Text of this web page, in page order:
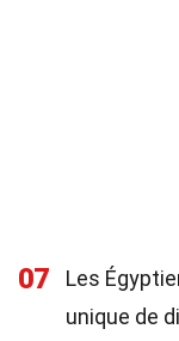
07
Les
unique de